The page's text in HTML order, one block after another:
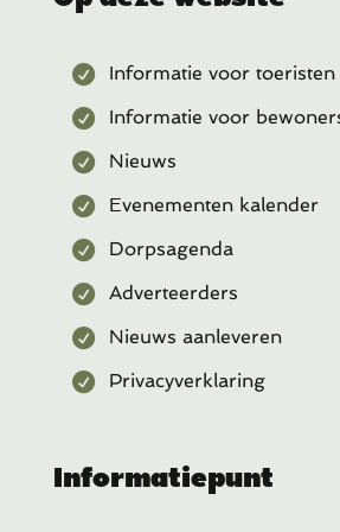
Informatie voor toeristen
Informatie voor
Nieuws
Evenementen kalender
Dorpsagenda
Adverteerders
Nieuws aanleveren
Privacyverklaring
Informatiepunt